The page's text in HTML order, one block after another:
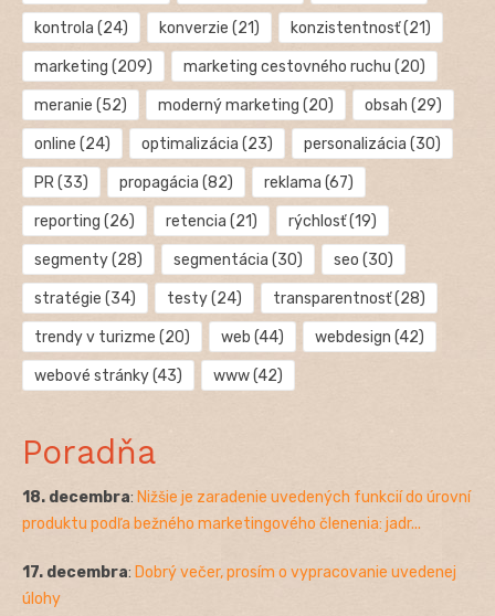
kontrola (24) konverzie (21) konzistentnosť(21)
marketing (209) marketing cestovného ruchu (20)
meranie (52) moderný marketing (20) obsah (29)
online (24) optimalizácia (23) personalizácia (30)
PR(33) propagácia (82) reklama (67)
reporting (26) retencia (21) rýchlosť(19)
segmenty(28) segmentácia (30) seo (30)
stratégie (34) testy(24) transparentnosť(28)
trendy v turizme (20) web (44) webdesign (42)
webové stránky(43) www(42)
Poradňa
18. decembra: Nižšie je zaradenie uvedených funkcií do úrovní
produktu podľa bežného marketingového členenia: jadr...
17. decembra: Dobrý večer, prosím o vypracovanie uvedenej
úlohy